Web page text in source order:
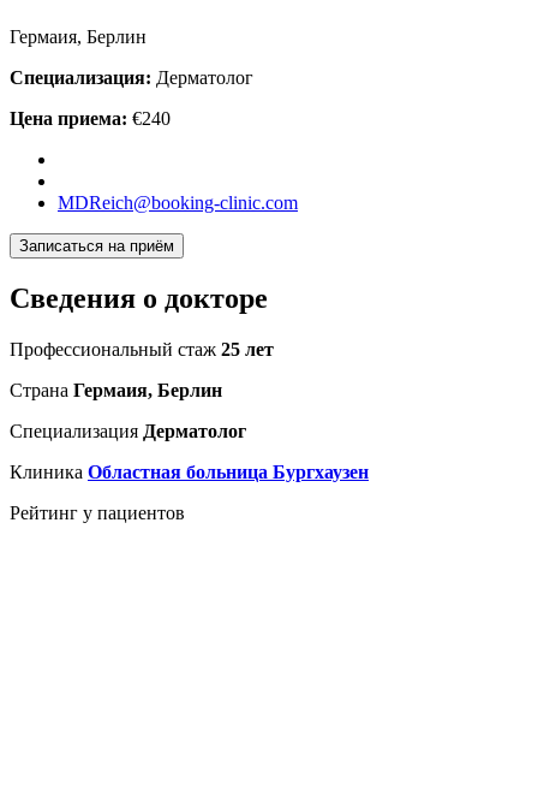
Гермаия, Берлин
Специализация: Дерматолог
Цена приема: €240
MDReich@booking-clinic.com
Записаться на приём
Сведения о докторе
Профессиональный стаж 25 лет
Страна Гермаия, Берлин
Специализация Дерматолог
Клиника Областная больница Бургхаузен
Рейтинг у пациентов